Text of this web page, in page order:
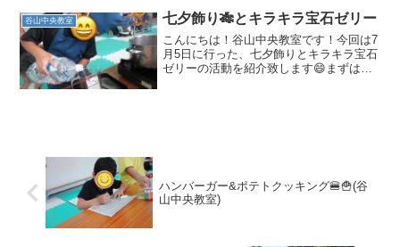
くと、農家の方がお芋の掘り方について
詳しく説明してくださいま...
谷山中央教室 七夕飾り🎋とキラキラ宝石ゼリー
こんにちは！谷山中央教室です！今回は7
月5日に行った、七夕飾りとキラキラ宝石
ゼリーの活動を紹介致します😄まずは集
ハンバーガー&ポテトクッキング🍔🍟(谷
山中央教室)